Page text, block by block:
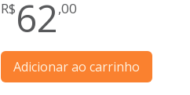
R$62,00
Adicionar ao carrinho